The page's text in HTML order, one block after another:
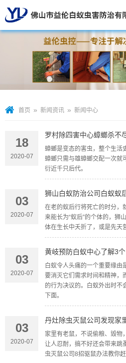
首页 » 新闻资讯 » 新闻中心
18
2020-07
罗村除四害中心蟑螂杀不
蟑螂是变态的害虫，整个生活
蟑螂只需与雄蟑螂交配一次就
衍近千只后代。
03
2020-07
狮山白蚁防治公司白蚁蚁
在老的蚁后行将死亡的时分，
来能长为“蚁后”的个体的，狮
体在生长中夭折了，或是先天
03
2020-07
黄岐预防白蚁中心了解3
白蚁令人头痛的一个重要缘由
要消灭它们需求时间和精神，
的行为决议的。白蚁外出时不
下面。
03
2020-07
丹灶除虫灭鼠公司发现家
家里有老鼠，不说偷粮、毁物
让人忍耐，搞不好还会带来跳
虫灭鼠公司8招驱鼠办法教你赶